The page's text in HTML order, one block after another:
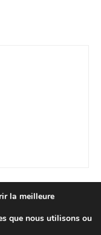
la meilleure
que nous utilisons ou